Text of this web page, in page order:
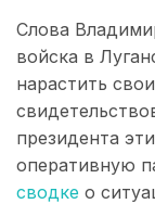
Слова
войска в
нарастить
президента
оперативную
сводке о